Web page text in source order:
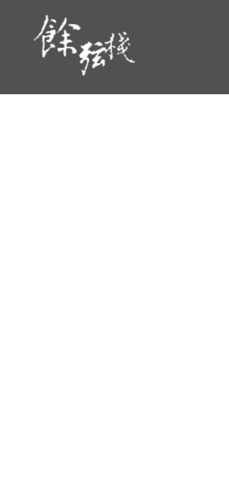
Cosine Inn 餘弦棧